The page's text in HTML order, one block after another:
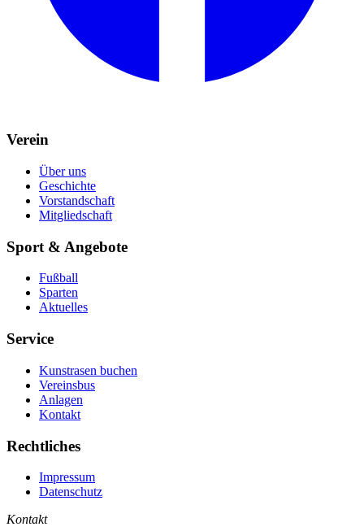
Verein
Über uns
Geschichte
Vorstandschaft
Mitgliedschaft
Sport & Angebote
Fußball
Sparten
Aktuelles
Service
Kunstrasen buchen
Vereinsbus
Anlagen
Kontakt
Rechtliches
Impressum
Datenschutz
Kontakt